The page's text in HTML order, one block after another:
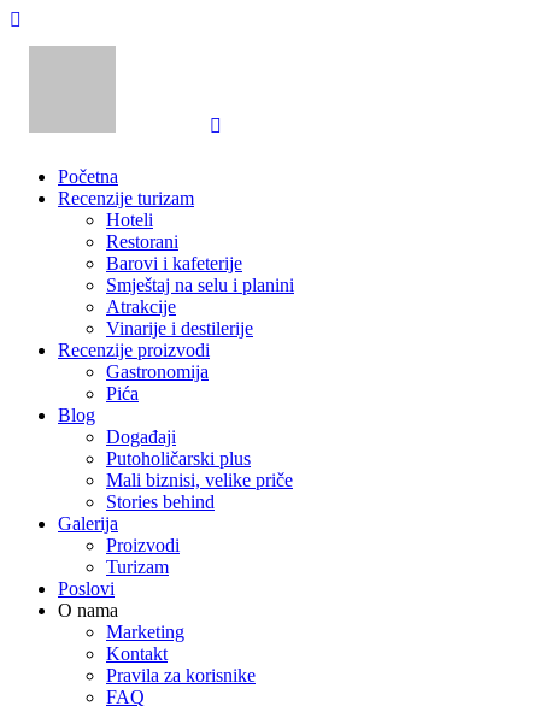
Početna
Recenzije turizam
Hoteli
Restorani
Barovi i kafeterije
Smještaj na selu i planini
Atrakcije
Vinarije i destilerije
Recenzije proizvodi
Gastronomija
Pića
Blog
Događaji
Putoholičarski plus
Mali biznisi, velike priče
Stories behind
Galerija
Proizvodi
Turizam
Poslovi
O nama
Marketing
Kontakt
Pravila za korisnike
FAQ